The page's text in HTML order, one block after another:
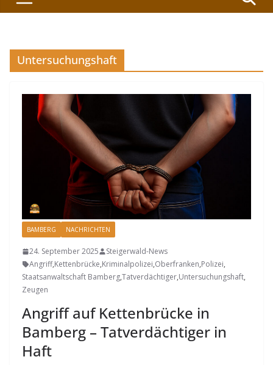
Untersuchungshaft
BAMBERG NACHRICHTEN
24. September 2025
Steigerwald-News
Angriff,Kettenbrücke,Kriminalpolizei,Oberfranken,Polizei,
Staatsanwaltschaft Bamberg,Tatverdächtiger,Untersuchungshaft,
Zeugen
Angriff auf Kettenbrücke in
Bamberg – Tatverdächtiger in
Haft